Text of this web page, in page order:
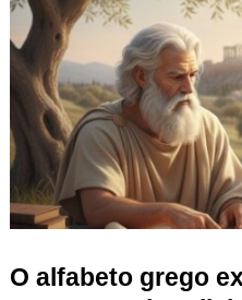
O alfabeto grego